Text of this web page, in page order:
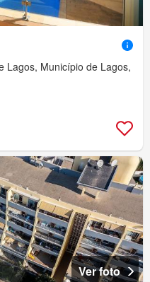
Lagos, Município de Lagos,
Ver foto